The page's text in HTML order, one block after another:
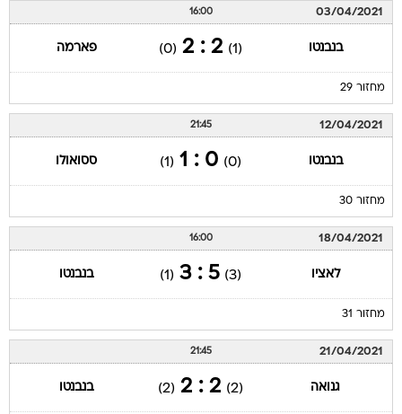
03/04/2021
16:00
בנבנטו (1)
2 : 2
(0) פארמה
מחזור 29
12/04/2021
21:45
בנבנטו (0)
0 : 1
(1) ססואולו
מחזור 30
18/04/2021
16:00
לאציו (3)
5 : 3
(1) בנבנטו
מחזור 31
21/04/2021
21:45
גנואה (2)
2 : 2
(2) בנבנטו